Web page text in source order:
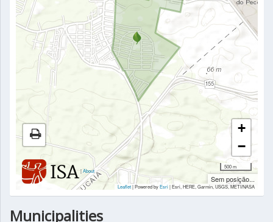
|About
+
−
500 m
Sem posição...
Leaflet| Powered byEsri|Esri, HERE, Garmin, USGS, METI/NASA
Municipalities